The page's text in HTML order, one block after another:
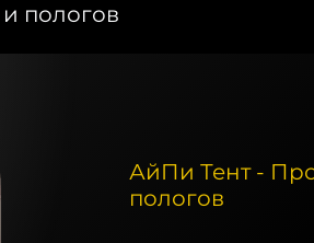
пологов
АйПи Тент -
пологов